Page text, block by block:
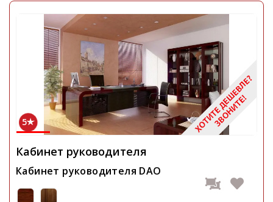
5
Кабинет руководителя
Кабинет руководителя DAO